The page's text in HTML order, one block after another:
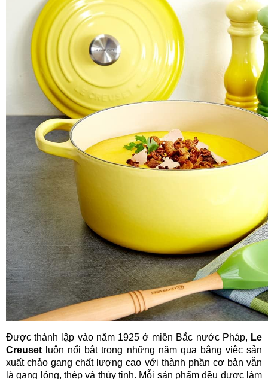
Được thành lập vào năm 1925 ở miền Bắc nước Pháp, Le
Creuset luôn nổi bật trong những năm qua bằng việc sản
xuất chảo gang chất lượng cao với thành phần cơ bản vẫn
là gang lỏng, thép và thủy tinh. Mỗi sản phẩm đều được làm